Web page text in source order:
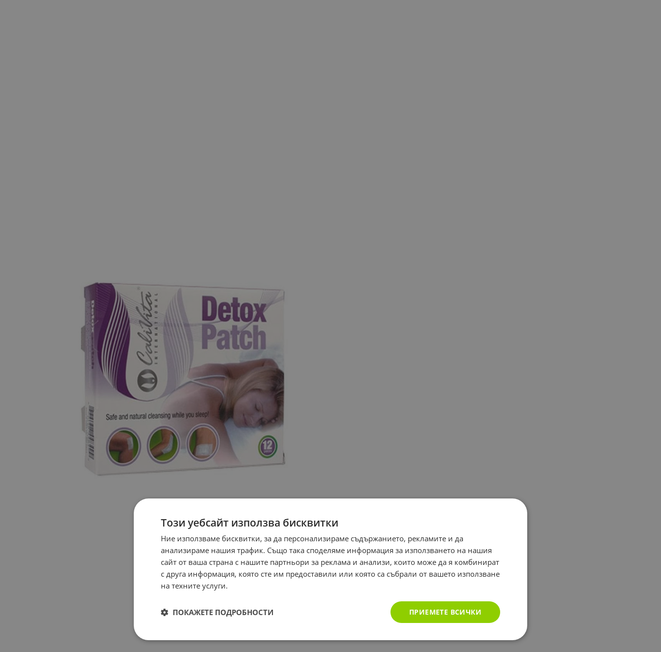
Този уебсайт използва бисквитки
Ние използваме бисквитки, за да персонализираме съдържанието, рекламите и да
анализираме нашия трафик. Също така споделяме информация за използването на нашия
сайт от ваша страна с нашите партньори за реклама и анализи, които може да я комбинират
с друга информация, която сте им предоставили или която са събрали от вашето използване
на техните услуги.
ПРИЕМЕТЕ ВСИЧКИ
ПОКАЖЕТЕ ПОДРОБНОСТИ